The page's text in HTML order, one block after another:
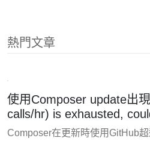
熱門文章
使用Composer update出
calls/hr) is exhausted,
Composer在更新時使用GitHub超